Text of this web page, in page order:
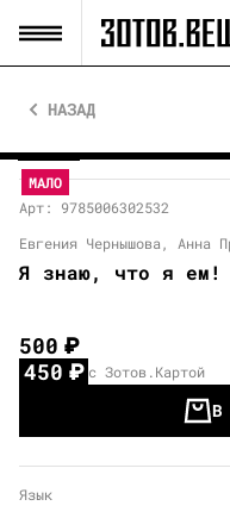
НАЗАД
МАЛО
Арт: 9785006302532
Евгения Чернышова, Анна
Я знаю, что я ем!
500₽
450₽ с Зотов.Картой
В
Язык